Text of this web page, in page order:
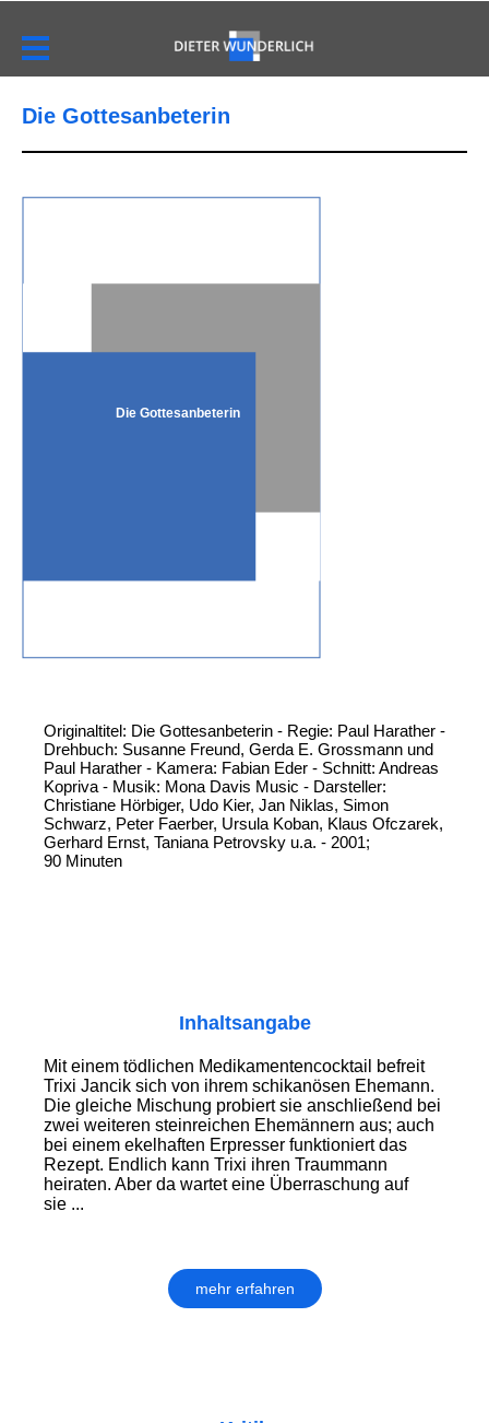
Die Gottesanbeterin
Die Gottesanbeterin
Originaltitel: Die Gottesanbeterin - Regie: Paul Harather -
Drehbuch: Susanne Freund, Gerda E. Grossmann und
Paul Harather - Kamera: Fabian Eder - Schnitt: Andreas
Kopriva - Musik: Mona Davis Music - Darsteller:
Christiane Hörbiger, Udo Kier, Jan Niklas, Simon
Schwarz, Peter Faerber, Ursula Koban, Klaus Ofczarek,
Gerhard Ernst, Taniana Petrovsky u.a. - 2001;
90 Minuten
Inhaltsangabe
Mit einem tödlichen Medikamentencocktail befreit
Trixi Jancik sich von ihrem schikanösen Ehemann.
Die gleiche Mischung probiert sie anschließend bei
zwei weiteren steinreichen Ehemännern aus; auch
bei einem ekelhaften Erpresser funktioniert das
Rezept. Endlich kann Trixi ihren Traummann
heiraten. Aber da wartet eine Überraschung auf
sie ...
mehr erfahren